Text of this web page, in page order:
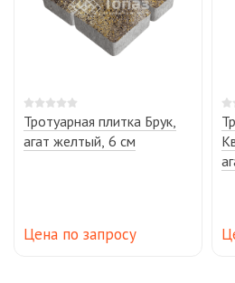
Тротуарная плитка Брук,
агат желтый, 6 см
Цена по запросу